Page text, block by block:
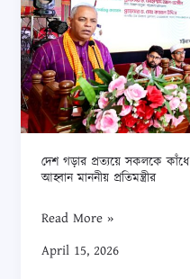
দেশ গড়ার প্রত্যয়ে সকলকে
আহ্বান মাননীয় প্রতিমন্ত্রীর
কাঁধে
কাঁধ
মিলিয়ে
ঐক্যবদ্ধভাবে
কাজ
করার
আহ্বান
মাননীয়
Read More »
April 15, 2026